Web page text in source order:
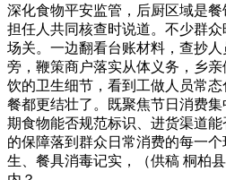
深化食物平安监管，后厨区域是
担任人共同核查时说道。不少群
场关。一边翻看台账材料，查抄
旁，鞭策商户落实从体义务，乡
饮的卫生细节，看到工做人员常
餐都更结壮了。既聚焦节日消费
期食物能否规范标识、进货渠道
的保障落到群众日常消费的每一
生、餐具消毒记实，（供稿 桐柏